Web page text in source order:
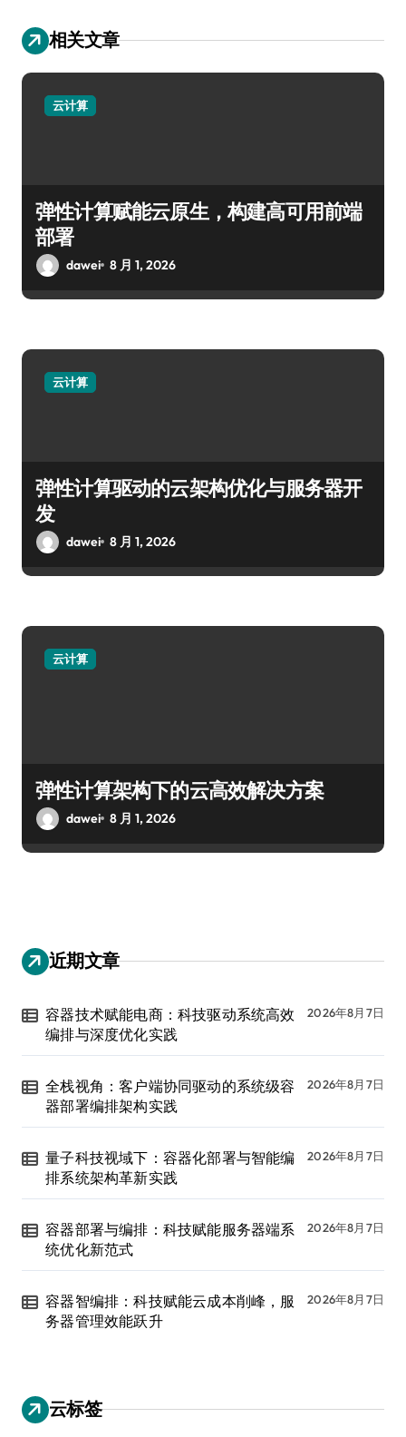
相关文章
云计算
弹性计算赋能云原生，构建高可用前端
部署
dawei 8 月 1, 2026
云计算
弹性计算驱动的云架构优化与服务器开
发
dawei 8 月 1, 2026
云计算
弹性计算架构下的云高效解决方案
dawei 8 月 1, 2026
近期文章
容器技术赋能电商：科技驱动系统高效
编排与深度优化实践
2026年8月7日
全栈视角：客户端协同驱动的系统级容
器部署编排架构实践
2026年8月7日
量子科技视域下：容器化部署与智能编
排系统架构革新实践
2026年8月7日
容器部署与编排：科技赋能服务器端系
统优化新范式
2026年8月7日
容器智编排：科技赋能云成本削峰，服
务器管理效能跃升
2026年8月7日
云标签